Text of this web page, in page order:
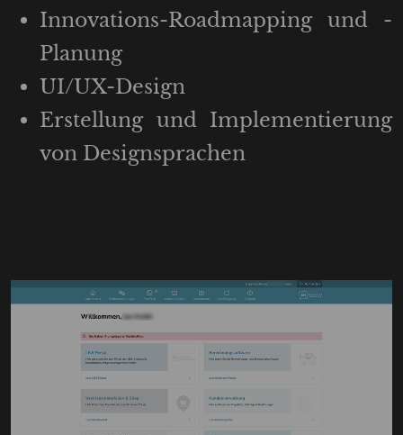
Innovations-Roadmapping und -
Planung
UI/UX-Design
Erstellung und Implementierung
von Designsprachen